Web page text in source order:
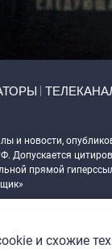
и новости,
Допускается
прямой
сайта c 2017 года
и схожие